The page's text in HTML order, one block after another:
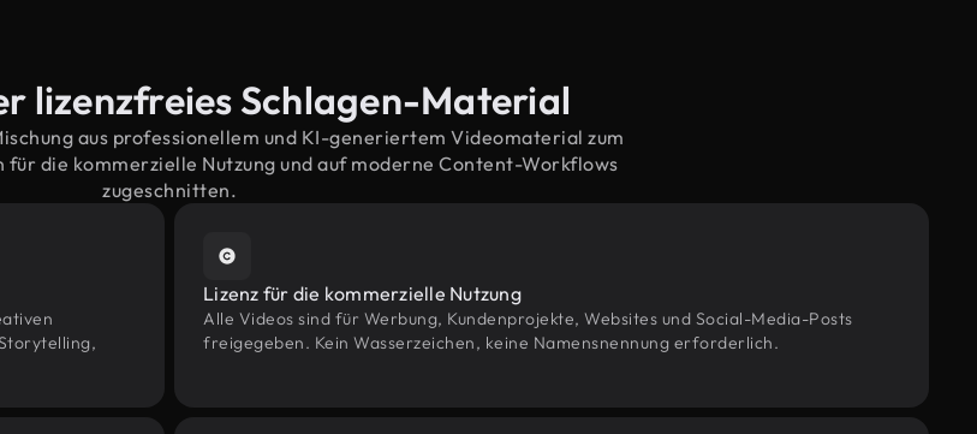
lizenzfreies Schlagen-Material
aus professionellem und KI-generiertem Videomaterial zum
für die kommerzielle Nutzung und auf moderne Content-Workflows
zugeschnitten.
Lizenz für die kommerzielle Nutzung
Alle Videos sind für Werbung, Kundenprojekte, Websites und Social-Media-Posts
freigegeben. Kein Wasserzeichen, keine Namensnennung erforderlich.